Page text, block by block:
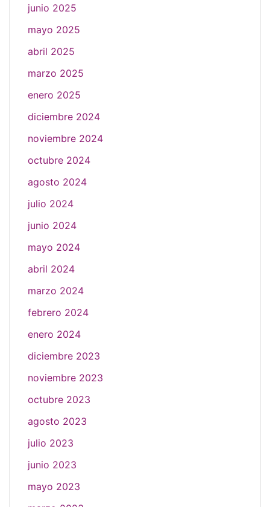
junio 2025
mayo 2025
abril 2025
marzo 2025
enero 2025
diciembre 2024
noviembre 2024
octubre 2024
agosto 2024
julio 2024
junio 2024
mayo 2024
abril 2024
marzo 2024
febrero 2024
enero 2024
diciembre 2023
noviembre 2023
octubre 2023
agosto 2023
julio 2023
junio 2023
mayo 2023